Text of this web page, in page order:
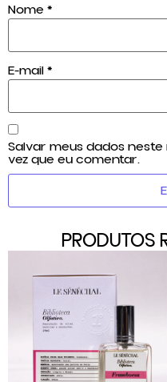
Nome *
E-mail*
Salvar meus dados
vez que eu comentar.
PRODUTOS